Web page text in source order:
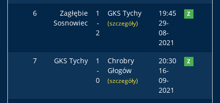
6
Zagłębie
Sosnowiec
1
-
2
GKS Tychy
(szczegóły)
19:45
29-
08-
2021
Z
7 GKS Tychy
1
-
0
Chrobry
Głogów
(szczegóły)
20:30
16-
09-
2021
Z